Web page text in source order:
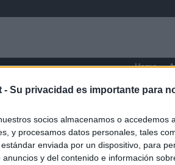
- Su privacidad es importante para
socios almacenamos o accedemos
y procesamos datos personales, tales
enviada por un dispositivo, para
anuncios y del contenido e información
Home
I Region